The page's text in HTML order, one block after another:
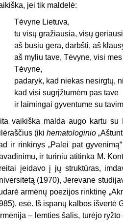
jei tik maldelė:
Tėvyne Lietuva,
tu visų gražiausia, visų
aš būsiu gera, darbšti, aš
aš myliu tave, Tėvyne, visi
Tėvyne,
padaryk, kad niekas nesirgtų,
kad visi sugrįžtumėm pas tave
ir laimingai gyventume su
vaikiška malda augo kartu su
(ikihematologinio
ir rinkinys „Palei pat
ir turiniu atitinka M.
įeidavo į jų struktūras,
(1970), Jerevane
armėnų poezijos rinktinę
esė. Iš ispanų kalbos išvertė
– lemties šalis, turėjo